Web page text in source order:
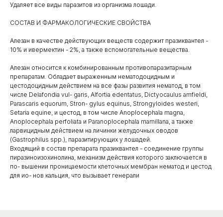
Удаляет все виды паразитов из организма лошади.
СОСТАВ И ФАРМАКОЛОГИЧЕСКИЕ СВОЙСТВА
Алезан в качестве действующих веществ содержит празиквантел -
10% и ивермектин - 2%, а также вспомогательные вещества.
Алезан относится к комбинированным противопаразитарным
препаратам. Обладает выраженным нематодоцидным и
цестодоцидным действием на все фазы развития нематод, в том
числе Delafondia vul- garis, Alfortia edentatus, Dictyocaulus amfieldi,
Parascaris equorum, Stron- gylus equinus, Strongyloides westeri,
Setaria equine, и цестод, в том числе Anoplocephala magna,
Anoplocephala perfoliata и Paranoplocephala mamillana, а также
ларвицидным действием на личинки желудочных оводов
(Gastrophilus spp.), паразитирующих у лошадей.
Входящий в состав препарата празиквантел - соединение группы
пиразиноизохинолина, механизм действия которого заключается в
по- вышении проницаемости клеточных мембран нематод и цестод
для ио- нов кальция, что вызывает генерали
Каталог
товаров
Ветеринарные препараты
Корма, кормовые добавки
Гигиенические средства
Дезинфекция, дезинсекция, дератизация